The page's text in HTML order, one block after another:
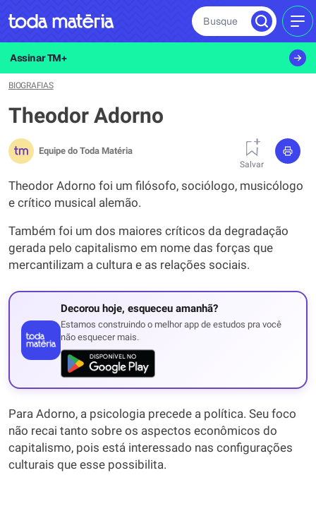
Busque
Assinar TM+
BIOGRAFIAS
Theodor Adorno
Equipe do Toda Matéria
Salvar
Theodor Adorno foi um filósofo, sociólogo, musicólogo
e crítico musical alemão.
Também foi um dos maiores críticos da degradação
gerada pelo capitalismo em nome das forças que
mercantilizam a cultura e as relações sociais.
Decorou hoje, esqueceu amanhã?
Estamos construindo o melhor app de estudos pra você
não esquecer mais.
Para Adorno, a psicologia precede a política. Seu foco
não recai tanto sobre os aspectos econômicos do
capitalismo, pois está interessado nas configurações
culturais que esse possibilita.